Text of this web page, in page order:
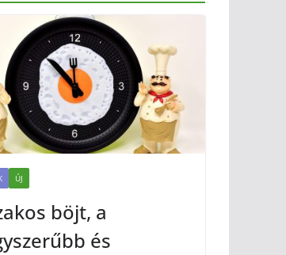
ÚJ
böjt, a
és